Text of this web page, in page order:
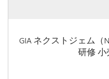
GIA ネクストジェム（
研修